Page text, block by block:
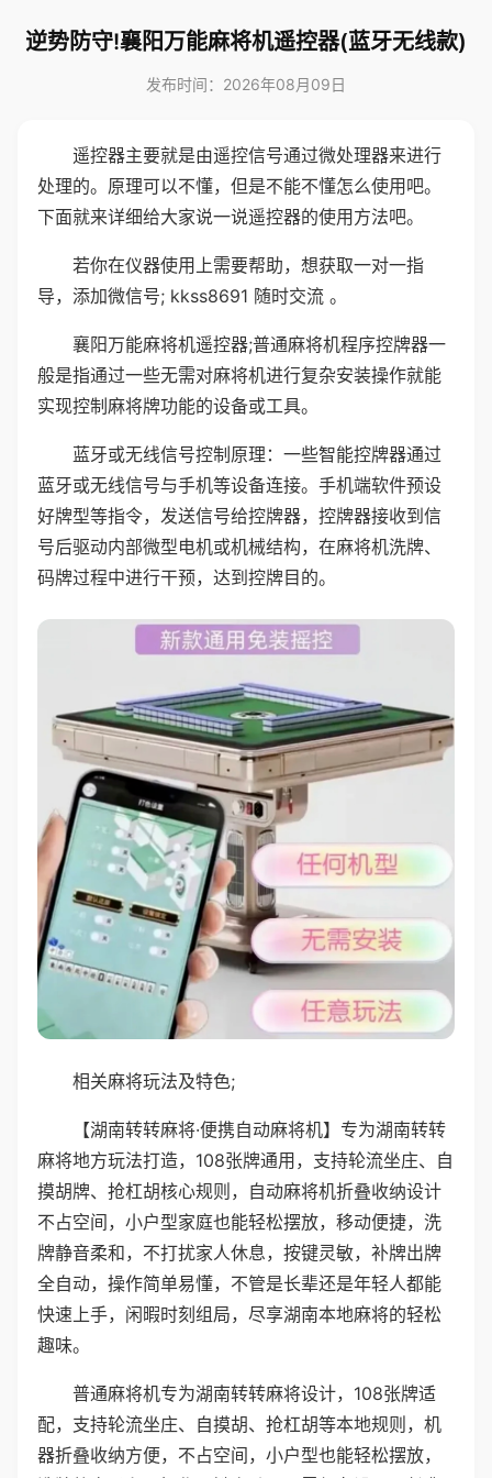
逆势防守!襄阳万能麻将机遥控器(蓝牙无线款)
发布时间：2026年08月09日
遥控器主要就是由遥控信号通过微处理器来进行
处理的。原理可以不懂，但是不能不懂怎么使用吧。
下面就来详细给大家说一说遥控器的使用方法吧。
若你在仪器使用上需要帮助，想获取一对一指
导，添加微信号; kkss8691 随时交流 。
襄阳万能麻将机遥控器;普通麻将机程序控牌器一
般是指通过一些无需对麻将机进行复杂安装操作就能
实现控制麻将牌功能的设备或工具。
蓝牙或无线信号控制原理：一些智能控牌器通过
蓝牙或无线信号与手机等设备连接。手机端软件预设
好牌型等指令，发送信号给控牌器，控牌器接收到信
号后驱动内部微型电机或机械结构，在麻将机洗牌、
码牌过程中进行干预，达到控牌目的。
相关麻将玩法及特色;
【湖南转转麻将·便携自动麻将机】专为湖南转转
麻将地方玩法打造，108张牌通用，支持轮流坐庄、自
摸胡牌、抢杠胡核心规则，自动麻将机折叠收纳设计
不占空间，小户型家庭也能轻松摆放，移动便捷，洗
牌静音柔和，不打扰家人休息，按键灵敏，补牌出牌
全自动，操作简单易懂，不管是长辈还是年轻人都能
快速上手，闲暇时刻组局，尽享湖南本地麻将的轻松
趣味。
普通麻将机专为湖南转转麻将设计，108张牌适
配，支持轮流坐庄、自摸胡、抢杠胡等本地规则，机
器折叠收纳方便，不占空间，小户型也能轻松摆放，